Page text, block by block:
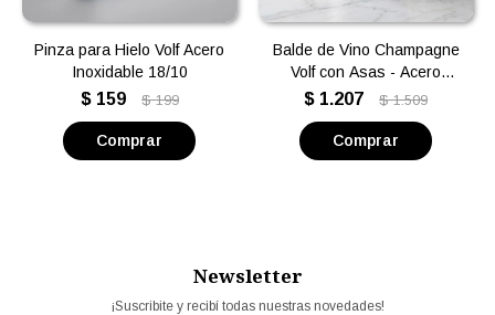
Pinza para Hielo Volf Acero
Inoxidable 18/10
$ 159 $ 199
Balde de Vino Champagne
Volf con Asas - Acero
Inoxidable 18/10
$ 1.207 $ 1.509
Newsletter
¡Suscribite y recibí todas nuestras novedades!